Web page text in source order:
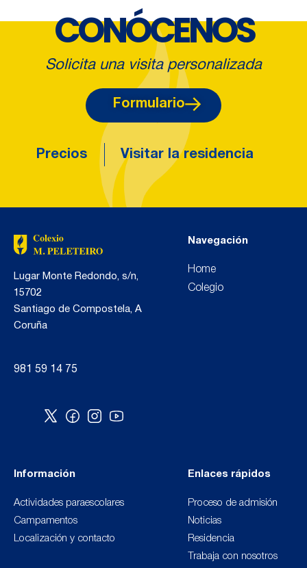
CONÓCENOS
Solicita una visita personalizada
Formulario
Precios Visitar la residencia
Lugar Monte Redondo, s/n,
15702
Santiago de Compostela, A
Coruña
981 59 14 75
Navegación
Home
Colegio
Información
Actividades paraescolares
Campamentos
Localización y contacto
Enlaces rápidos
Proceso de admisión
Noticias
Residencia
Trabaja con nosotros